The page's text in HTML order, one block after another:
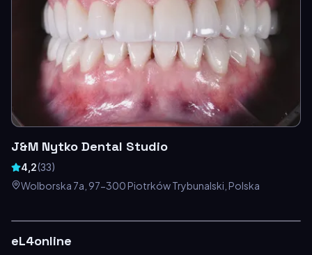
J&M Nytko Dental Studio
4,2(33)
Wolborska 7a, 97-300 Piotrków Trybunalski, Polska
eL4online